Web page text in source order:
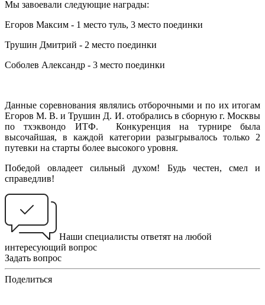
Мы завоевали следующие награды:
Егоров Максим - 1 место туль, 3 место поединки
Трушин Дмитрий - 2 место поединки
Соболев Александр - 3 место поединки
Данные соревнования являлись отборочными и по их итогам
Егоров М. В. и Трушин Д. И. отобрались в сборную г. Москвы
по тхэквондо ИТФ. Конкуренция на турнире была
высочайшая, в каждой категории разыгрывалось только 2
путевки на старты более высокого уровня.
Победой овладеет сильный духом! Будь честен, смел и
справедлив!
Наши специалисты ответят на любой
интересующий вопрос
Задать вопрос
Поделиться